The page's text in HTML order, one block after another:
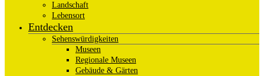
Landschaft
Lebensort
Entdecken
Sehenswürdigkeiten
Museen
Regionale Museen
Gebäude & Gärten